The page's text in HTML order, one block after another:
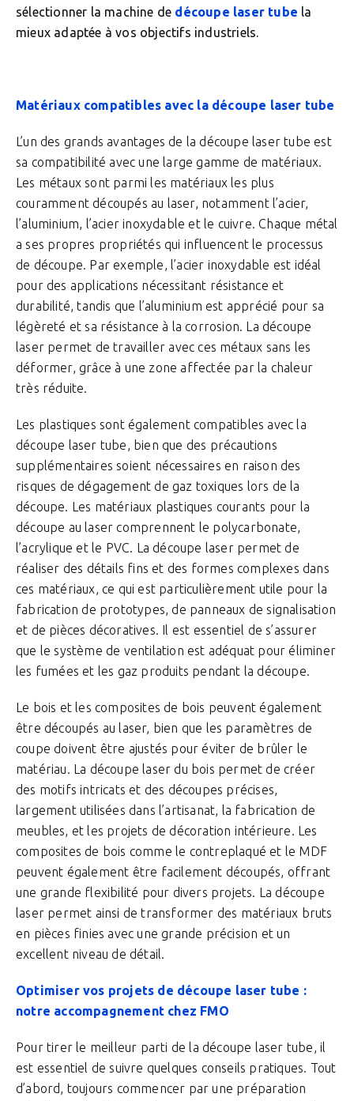
sélectionner la machine de découpe laser tube la
mieux adaptée à vos objectifs industriels.
Matériaux compatibles avec la découpe laser tube
L’un des grands avantages de la découpe laser tube est
sa compatibilité avec une large gamme de matériaux.
Les métaux sont parmi les matériaux les plus
couramment découpés au laser, notamment l’acier,
l’aluminium, l’acier inoxydable et le cuivre. Chaque métal
a ses propres propriétés qui influencent le processus
de découpe. Par exemple, l’acier inoxydable est idéal
pour des applications nécessitant résistance et
durabilité, tandis que l’aluminium est apprécié pour sa
légèreté et sa résistance à la corrosion. La découpe
laser permet de travailler avec ces métaux sans les
déformer, grâce à une zone affectée par la chaleur
très réduite.
Les plastiques sont également compatibles avec la
découpe laser tube, bien que des précautions
supplémentaires soient nécessaires en raison des
risques de dégagement de gaz toxiques lors de la
découpe. Les matériaux plastiques courants pour la
découpe au laser comprennent le polycarbonate,
l’acrylique et le PVC. La découpe laser permet de
réaliser des détails fins et des formes complexes dans
ces matériaux, ce qui est particulièrement utile pour la
fabrication de prototypes, de panneaux de signalisation
et de pièces décoratives. Il est essentiel de s’assurer
que le système de ventilation est adéquat pour éliminer
les fumées et les gaz produits pendant la découpe.
Le bois et les composites de bois peuvent également
être découpés au laser, bien que les paramètres de
coupe doivent être ajustés pour éviter de brûler le
matériau. La découpe laser du bois permet de créer
des motifs intricats et des découpes précises,
largement utilisées dans l’artisanat, la fabrication de
meubles, et les projets de décoration intérieure. Les
composites de bois comme le contreplaqué et le MDF
peuvent également être facilement découpés, offrant
une grande flexibilité pour divers projets. La découpe
laser permet ainsi de transformer des matériaux bruts
en pièces finies avec une grande précision et un
excellent niveau de détail.
Optimiser vos projets de découpe laser tube :
notre accompagnement chez FMO
Pour tirer le meilleur parti de la découpe laser tube, il
est essentiel de suivre quelques conseils pratiques. Tout
d’abord, toujours commencer par une préparation